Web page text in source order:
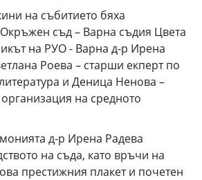
на събитието бяха
съд – Варна съдия Цвета
на РУО - Варна д-р Ирена
Роева – старши екперт по
и Деница Ненова –
на средното
д-р Ирена Радева
на съда, като връчи на
престижния плакет и почетен